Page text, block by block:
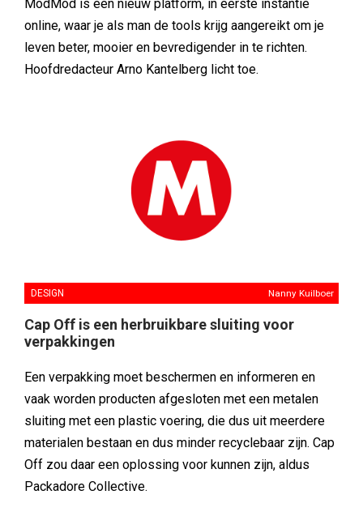
ModMod is een nieuw platform, in eerste instantie
online, waar je als man de tools krijg aangereikt om je
leven beter, mooier en bevredigender in te richten.
Hoofdredacteur Arno Kantelberg licht toe.
DESIGN Nanny Kuilboer
Cap Off is een herbruikbare sluiting voor
verpakkingen
Een verpakking moet beschermen en informeren en
vaak worden producten afgesloten met een metalen
sluiting met een plastic voering, die dus uit meerdere
materialen bestaan en dus minder recyclebaar zijn. Cap
Off zou daar een oplossing voor kunnen zijn, aldus
Packadore Collective.